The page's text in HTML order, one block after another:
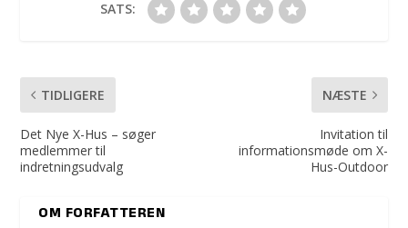
SATS:
TIDLIGERE
Det Nye X-Hus – søger
medlemmer til
indretningsudvalg
NÆSTE
Invitation til
informationsmøde om X-
Hus-Outdoor
OM FORFATTEREN